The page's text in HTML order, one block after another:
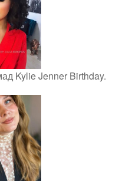
Kylie Jenner Birthday.